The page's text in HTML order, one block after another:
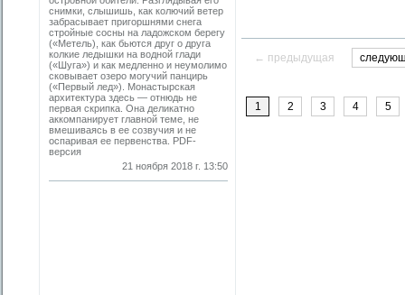
снимки, слышишь, как колючий ветер
забрасывает пригоршнями снега
стройные сосны на ладожском берегу
(«Метель), как бьются друг о друга
колкие ледышки на водной глади
(«Шуга») и как медленно и неумолимо
сковывает озеро могучий панцирь
(«Первый лед»). Монастырская
архитектура здесь — отнюдь не
первая скрипка. Она деликатно
аккомпанирует главной теме, не
вмешиваясь в ее созвучия и не
оспаривая ее первенства. PDF-
версия
21 ноября 2018 г. 13:50
← предыдущая
1 2 3 4 5